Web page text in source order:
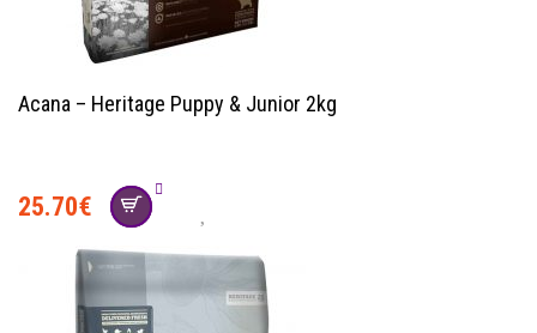
Acana – Heritage Puppy & Junior 2kg
25.70€